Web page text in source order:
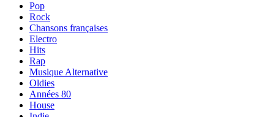
Pop
Rock
Chansons françaises
Electro
Hits
Rap
Musique Alternative
Oldies
Années 80
House